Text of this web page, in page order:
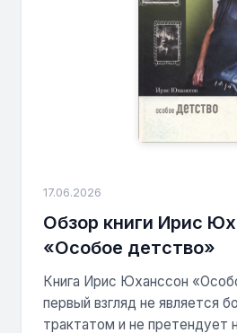
17.06.2026
Обзор книги Ирис
«Особое детство»
Книга Ирис Юханссон
первый взгляд не является
трактатом и не претендует